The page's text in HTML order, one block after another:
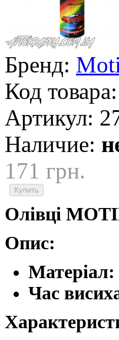
Бренд:
Код товара:
Артикул:
Наличие:
171 грн.
Олівці
Опис:
Матеріал:
Час